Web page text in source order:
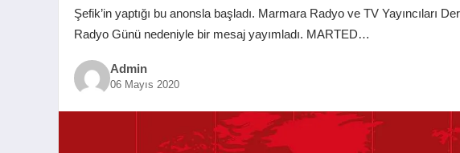
Şefik’in yaptığı bu anonsla başladı. Marmara Radyo ve TV Yayıncıları
Radyo Günü nedeniyle bir mesaj yayımladı. MARTED…
Admin
06 Mayıs 2020